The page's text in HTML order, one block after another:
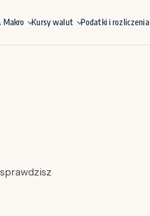
Makro Kursy walut Podatki i rozliczenia